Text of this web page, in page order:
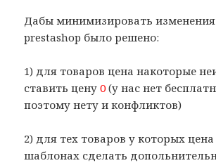
Дабы минимизировать
prestashop было решено:
1) для товаров цена накоторые
ставить цену0 (у нас нет
поэтому нету и конфликтов)
2) для тех товаров у которых цена
шаблонах сделать